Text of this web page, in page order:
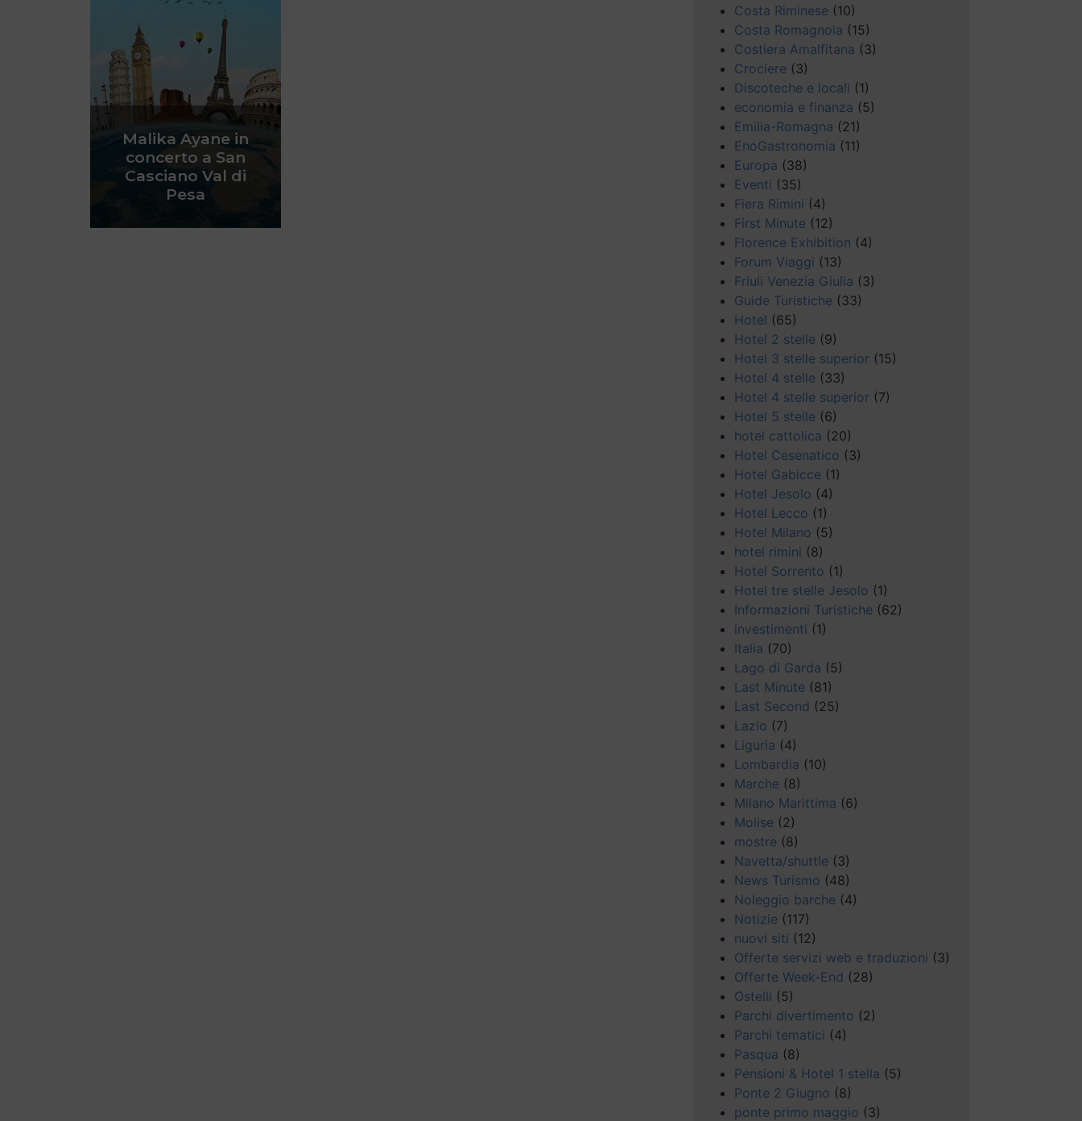
Malika Ayane in
concerto a San
Casciano Val di
Pesa
Costa Riminese (10)
Costa Romagnola (15)
Costiera Amalfitana (3)
Crociere (3)
Discoteche e locali (1)
economia e finanza (5)
Emilia-Romagna (21)
EnoGastronomia (11)
Europa (38)
Eventi (35)
Fiera Rimini (4)
First Minute (12)
Florence Exhibition (4)
Forum Viaggi (13)
Friuli Venezia Giulia (3)
Guide Turistiche (33)
Hotel (65)
Hotel 2 stelle (9)
Hotel 3 stelle superior (15)
Hotel 4 stelle (33)
Hotel 4 stelle superior (7)
Hotel 5 stelle (6)
hotel cattolica (20)
Hotel Cesenatico (3)
Hotel Gabicce (1)
Hotel Jesolo (4)
Hotel Lecco (1)
Hotel Milano (5)
hotel rimini (8)
Hotel Sorrento (1)
Hotel tre stelle Jesolo (1)
Informazioni Turistiche (62)
investimenti (1)
Italia (70)
Lago di Garda (5)
Last Minute (81)
Last Second (25)
Lazio (7)
Liguria (4)
Lombardia (10)
Marche (8)
Milano Marittima (6)
Molise (2)
mostre (8)
Navetta/shuttle (3)
News Turismo (48)
Noleggio barche (4)
Notizie (117)
nuovi siti (12)
Offerte servizi web e traduzioni (3)
Offerte Week-End (28)
Ostelli (5)
Parchi divertimento (2)
Parchi tematici (4)
Pasqua (8)
Pensioni & Hotel 1 stella (5)
Ponte 2 Giugno (8)
ponte primo maggio (3)